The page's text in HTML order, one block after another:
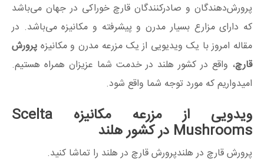
پرورش‌دهندگان و صادرکنندگان قارچ خوراکی در جهان می‌باشد
که دارای مزارع بسیار مدرن و پیشرفته و مکانیزه می‌باشد. در
مقاله امروز با یک ویدیویی از یک مزرعه مدرن و مکانیزه پرورش
قارچ، واقع در کشور هلند در خدمت شما عزیزان همراه هستیم.
امیدواریم که مورد توجه شما واقع شود.
ویدویی از مزرعه مکانیزه Scelta
Mushrooms در کشور هلند
پرورش قارچ در هلندپرورش قارچ در هلند را تماشا کنید.